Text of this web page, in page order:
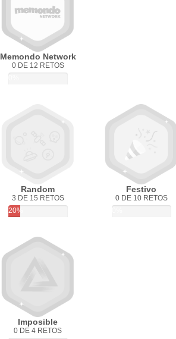
Memondo Network
0 DE 12 RETOS
Random
3 DE 15 RETOS
20%
Festivo
0 DE 10 RETOS
Imposible
0 DE 4 RETOS